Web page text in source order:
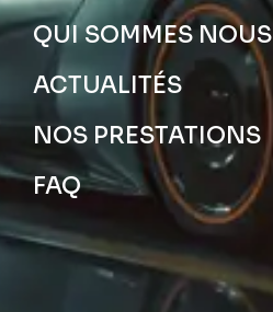
QUI SOMMES NOUS
ACTUALITÉS
NOS PRESTATIONS
FAQ